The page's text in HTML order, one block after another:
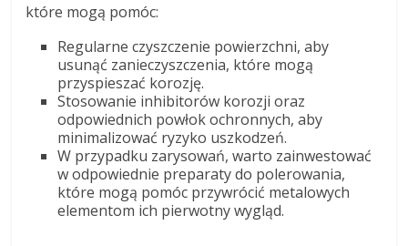
które mogą pomóc:
Regularne czyszczenie powierzchni, aby
usunąć zanieczyszczenia, które mogą
przyspieszać korozję.
Stosowanie inhibitorów korozji oraz
odpowiednich powłok ochronnych, aby
minimalizować ryzyko uszkodzeń.
W przypadku zarysowań, warto zainwestować
w odpowiednie preparaty do polerowania,
które mogą pomóc przywrócić metalowych
elementom ich pierwotny wygląd.